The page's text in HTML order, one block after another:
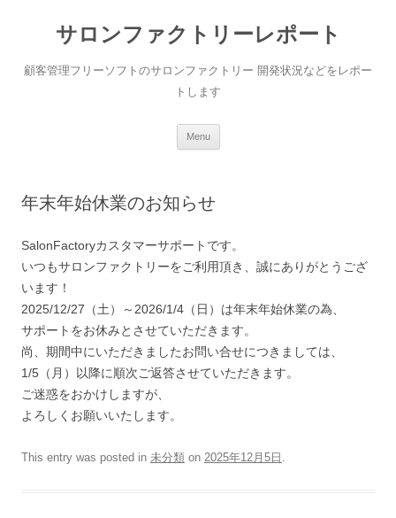
サロンファクトリーレポート
顧客管理フリーソフトのサロンファクトリー 開発状況などをレポー
トします
Menu
年末年始休業のお知らせ
SalonFactoryカスタマーサポートです。
いつもサロンファクトリーをご利用頂き、誠にありがとうござ
います！
2025/12/27（土）～2026/1/4（日）は年末年始休業の為、
サポートをお休みとさせていただきます。
尚、期間中にいただきましたお問い合せにつきましては、
1/5（月）以降に順次ご返答させていただきます。
ご迷惑をおかけしますが、
よろしくお願いいたします。
This entry was posted in 未分類 on 2025年12月5日 .